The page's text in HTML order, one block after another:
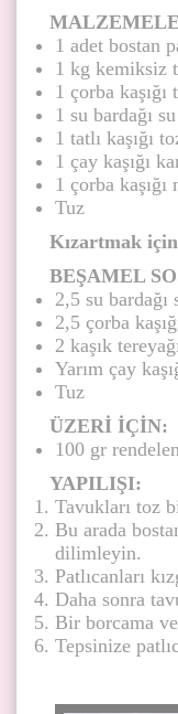
1 adet bostan
1 kg kemiksiz
1 çorba kaşığı
1 su bardağı su
1 tatlı kaşığı
1 çay kaşığı
1 çorba kaşığı
Tuz
Kızartmak
BEŞAMEL
2,5 su bardağı
2,5 çorba
2 kaşık
Yarım çay
Tuz
ÜZERİ İÇİN:
100 gr
YAPILIŞI:
Tavukları toz
Bu arada
dilimleyin.
Patlıcanları
Daha sonra
Bir borcama